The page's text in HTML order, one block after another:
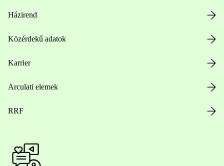
Házirend
Közérdekű adatok
Karrier
Arculati elemek
RRF